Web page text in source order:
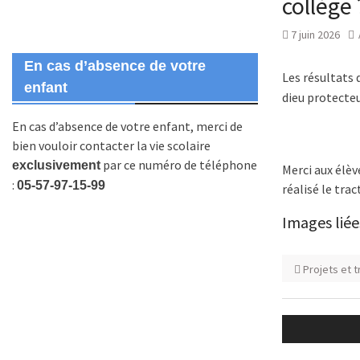
7 juin 2026
Les résultats
dieu
Merci aux
réalisé le
Images
Projets et
de
En cas d’absence de votre
enfant
En cas d’absence de votre enfant, merci de
bien vouloir contacter la vie scolaire
exclusivement par ce numéro de téléphone
: 05-57-97-15-99